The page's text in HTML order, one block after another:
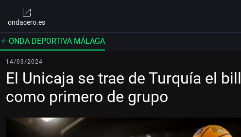
ondacero.es
ONDA DEPORTIVA MÁLAGA
14/03/2024
El Unicaja se trae de Turquía el
como primero de grupo